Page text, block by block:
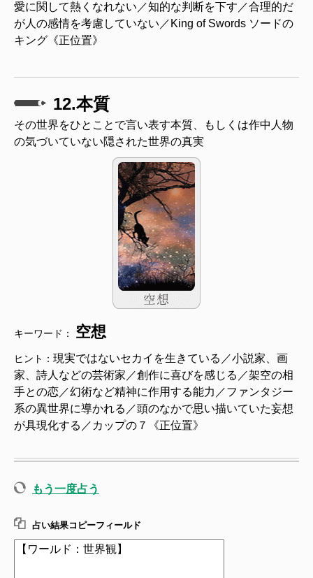
愛に関して熱くなれない／知的な判断を下す／合理的だ
が人の感情を考慮していない／King of Swords ソードの
キング《正位置》
12.本質
その世界をひとことで言い表す本質、もしくは作中人物
の気づいていない隠された世界の真実
キーワード： 空想
ヒント： 現実ではないセカイを生きている／小説家、画
家、詩人などの芸術家／創作に喜びを感じる／架空の相
手との恋／幻術など精神に作用する能力／ファンタジー
系の異世界に導かれる／頭のなかで思い描いていた妄想
が具現化する／カップの７《正位置》
もう一度占う
占い結果コピーフィールド